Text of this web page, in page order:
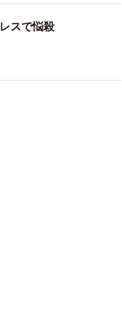
スで悩殺